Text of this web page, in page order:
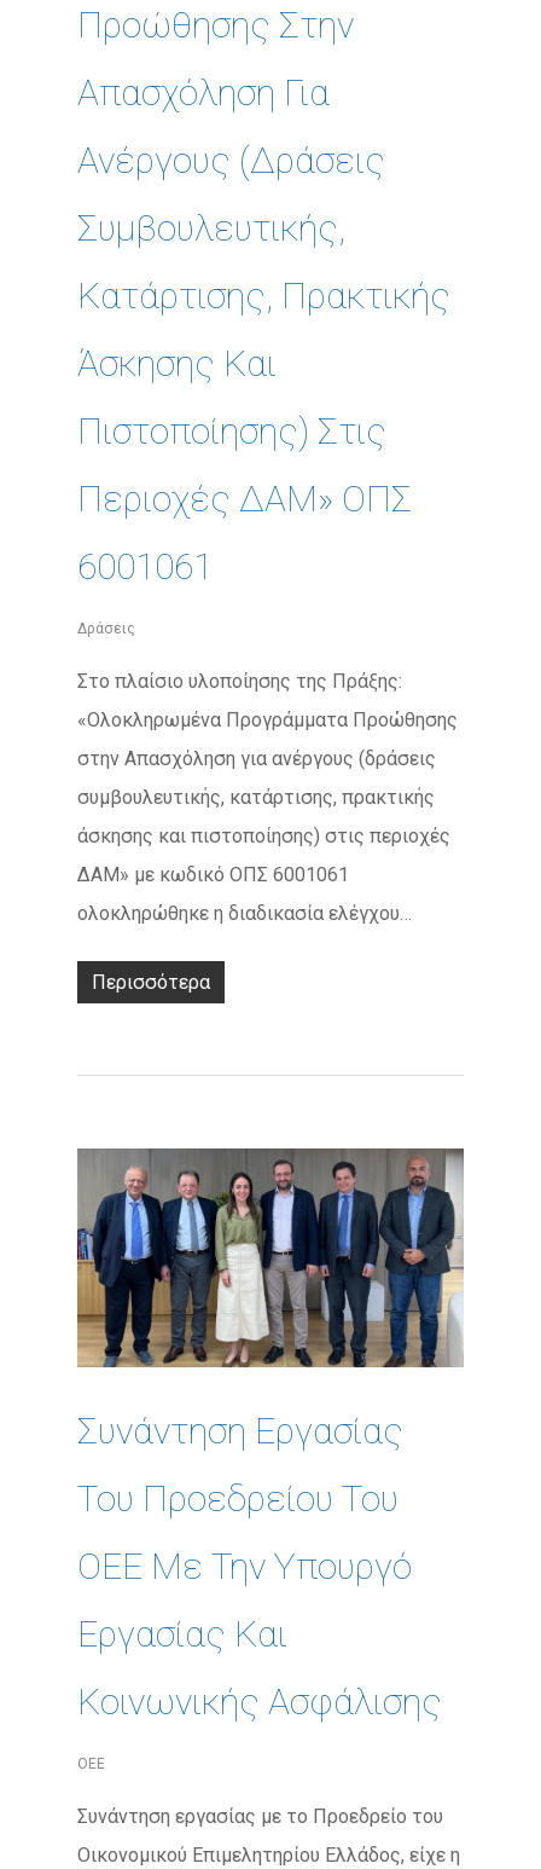
Προώθησης Στην
Απασχόληση Για
Ανέργους (δράσεις
Συμβουλευτικής,
Κατάρτισης, Πρακτικής
Άσκησης Και
Πιστοποίησης) Στις
Περιοχές ΔΑΜ» ΟΠΣ
6001061
Δράσεις
Στο πλαίσιο υλοποίησης της Πράξης:
«Ολοκληρωμένα Προγράμματα Προώθησης
στην Απασχόληση για ανέργους (δράσεις
συμβουλευτικής, κατάρτισης, πρακτικής
άσκησης και πιστοποίησης) στις περιοχές
ΔΑΜ» με κωδικό ΟΠΣ 6001061
ολοκληρώθηκε η διαδικασία ελέγχου…
Περισσότερα
Συνάντηση Εργασίας
Του Προεδρείου Του
ΟΕΕ Με Την Υπουργό
Εργασίας Και
Κοινωνικής Ασφάλισης
ΟΕΕ
Συνάντηση εργασίας με το Προεδρείο του
Οικονομικού Επιμελητηρίου Ελλάδος, είχε η